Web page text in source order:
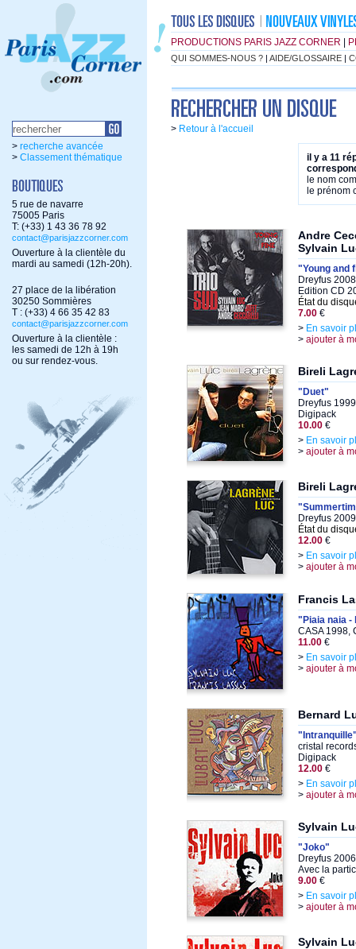
PRODUCTIONS PARIS JAZZ CORNER
QUI SOMMES-NOUS ? | AIDE/GLOSSAIRE |
> recherche avancée
> Classement thématique
5 rue de navarre
75005 Paris
T: (+33) 1 43 36 78 92
contact@parisjazzcorner.com
Ouverture à la clientèle du
mardi au samedi (12h-20h).
27 place de la libération
30250 Sommières
T : (+33) 4 66 35 42 83
contact@parisjazzcorner.com
Ouverture à la clientèle :
les samedi de 12h à 19h
ou sur rendez-vous.
> Retour à l'accueil
il y a 11
le nom
le prénom
Andre
Sylvain
"Young and
Dreyfus
Edition CD
État du
7.00 €
> En savoir
> ajouter à
Bireli
"Duet"
Dreyfus
Digipack
10.00 €
> En savoir
> ajouter à
Bireli
Dreyfus
État du
12.00 €
> En savoir
> ajouter à
Francis
"Piaia naia -
CASA 1998,
11.00 €
> En savoir
> ajouter à
Bernard
cristal
Digipack
12.00 €
> En savoir
> ajouter à
Sylvain
"Joko"
Dreyfus
Avec la
9.00 €
> En savoir
> ajouter à
Sylvain